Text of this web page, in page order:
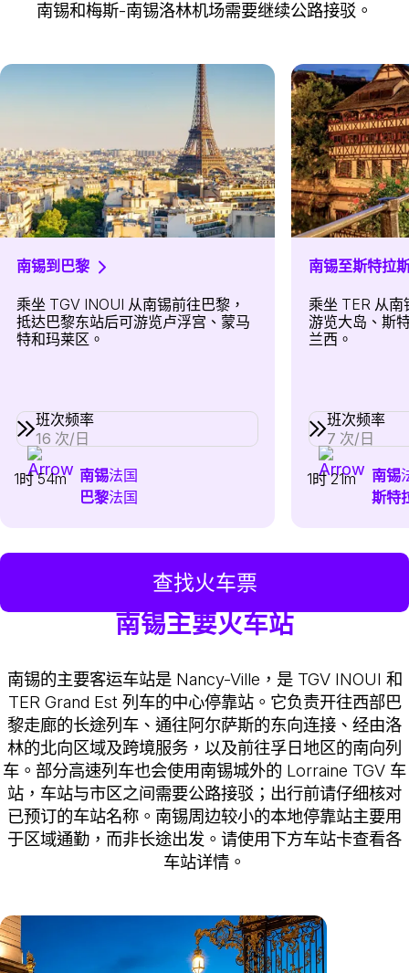
南锡和梅斯-南锡洛林机场需要继续公路接驳。
南锡到巴黎
乘坐 TGV INOUI 从南锡前往巴黎，
抵达巴黎东站后可游览卢浮宫、蒙马
特和玛莱区。
班次频率
16 次/日
南锡法国
1时 54m
巴黎法国
南锡至斯特拉
乘坐 TER 从
游览大岛、斯
兰西。
班次频率
7 次/日
南锡
1时 21m
斯特
查找火车票
南锡主要火车站
南锡的主要客运车站是 Nancy-Ville，是 TGV INOUI 和
TER Grand Est 列车的中心停靠站。它负责开往西部巴
黎走廊的长途列车、通往阿尔萨斯的东向连接、经由洛
林的北向区域及跨境服务，以及前往孚日地区的南向列
车。部分高速列车也会使用南锡城外的 Lorraine TGV 车
站，车站与市区之间需要公路接驳；出行前请仔细核对
已预订的车站名称。南锡周边较小的本地停靠站主要用
于区域通勤，而非长途出发。请使用下方车站卡查看各
车站详情。